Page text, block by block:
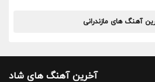
آهنگ های مازندرانی
آخرین آهنگ های شاد